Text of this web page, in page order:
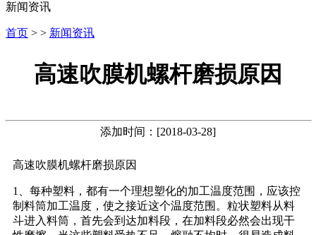
新闻资讯
首页 > > 新闻资讯
高速吹膜机螺杆磨损原因
添加时间：[2018-03-28]
高速吹膜机螺杆磨损原因
1、每种塑料，都有一个理想塑化的加工温度范围，应该控
制料筒加工温度，使之接近这个温度范围。粒状塑料从料
斗进入料筒，首先会到达加料段，在加料段必然会出现干